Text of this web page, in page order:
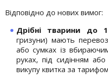
Відповідно до нових вимог:
Дрібні тварини до
гризуни) мають
або сумках із
руках, під сидінням
викупу квитка за